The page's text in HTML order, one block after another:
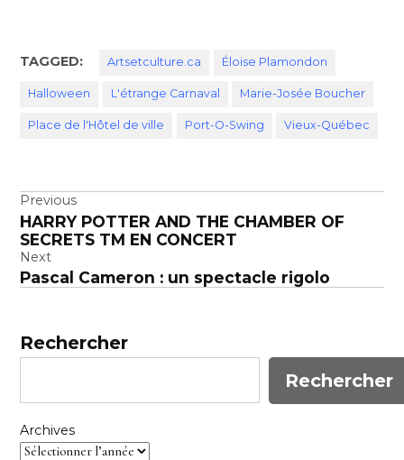
TAGGED: Artsetculture.ca Éloise Plamondon
Halloween L'étrange Carnaval Marie-Josée Boucher
Place de l'Hôtel de ville Port-O-Swing Vieux-Québec
Navigation
de
l’article
Previous
HARRY POTTER AND THE CHAMBER OF
SECRETS TM EN CONCERT
Next
Pascal Cameron : un spectacle rigolo
Rechercher
Rechercher
Archives